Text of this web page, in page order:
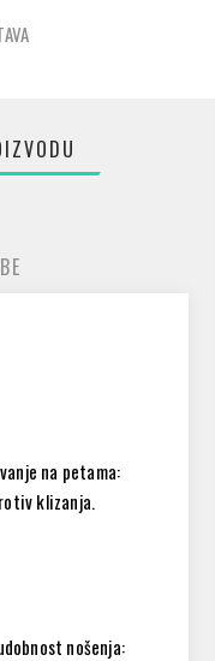
na petama:
klizanja.
nošenja: